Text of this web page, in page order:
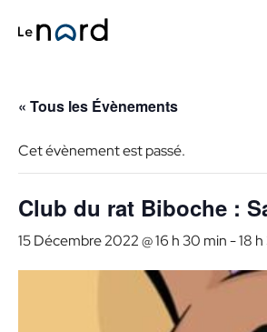
« Tous les Évènements
Cet évènement est passé.
Club du rat Biboche :
15 Décembre 2022 @ 16 h 30 min-18